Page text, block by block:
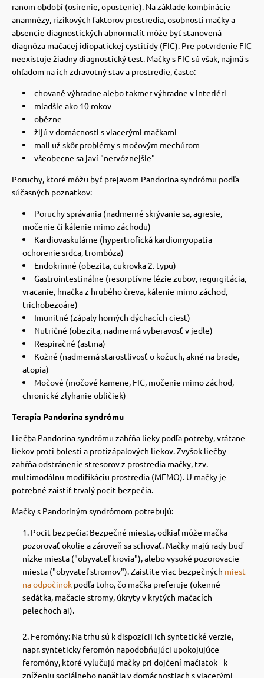
ranom období (osirenie, opustenie). Na základe kombinácie
anamnézy, rizikových faktorov prostredia, osobnosti mačky a
absencie diagnostických abnormalít môže byť stanovená
diagnóza mačacej idiopatickej cystitídy (FIC). Pre potvrdenie FIC
neexistuje žiadny diagnostický test. Mačky s FIC sú však, najmä s
ohľadom na ich zdravotný stav a prostredie, často:
chované výhradne alebo takmer výhradne v interiéri
mladšie ako 10 rokov
obézne
žijú v domácnosti s viacerými mačkami
mali už skôr problémy s močovým mechúrom
všeobecne sa javí "nervóznejšie"
Poruchy, ktoré môžu byť prejavom Pandorina syndrómu podľa
súčasných poznatkov:
Poruchy správania (nadmerné skrývanie sa, agresie,
močenie či kálenie mimo záchodu)
Kardiovaskulárne (hypertrofická kardiomyopatia-
ochorenie srdca, trombóza)
Endokrinné (obezita, cukrovka 2. typu)
Gastrointestinálne (resorptívne lézie zubov, regurgitácia,
vracanie, hnačka z hrubého čreva, kálenie mimo záchod,
trichobezoáre)
Imunitné (zápaly horných dýchacích ciest)
Nutričné ​​(obezita, nadmerná vyberavosť v jedle)
Respiračné (astma)
Kožné (nadmerná starostlivosť o kožuch, akné na brade,
atopia)
Močové (močové kamene, FIC, močenie mimo záchod,
chronické zlyhanie obličiek)
Terapia Pandorina syndrómu
Liečba Pandorina syndrómu zahŕňa lieky podľa potreby, vrátane
liekov proti bolesti a protizápalových liekov.Zvyšok liečby
zahŕňa odstránenie stresorov z prostredia mačky, tzv.
multimodálnu modifikáciu prostredia (MEMO). U mačky je
potrebné zaistiť trvalý pocit bezpečia.
Mačky s Pandoriným syndrómom potrebujú:
Pocit bezpečia: Bezpečné miesta, odkiaľ môže mačka
pozorovať okolie a zároveň sa schovať. Mačky majú rady buď
nízke miesta ("obyvateľ krovia"), alebo vysoké pozorovacie
miesta ("obyvateľ stromov").Zaistite viac bezpečných miest
na odpočinok podľa toho, čo mačka preferuje (okenné
sedátka, mačacie stromy, úkryty v krytých mačacích
pelechoch ai).
Feromóny: Na trhu sú k dispozícii ich syntetické verzie,
napr. synteticky feromón napodobňujúci upokojujúce
feromóny, ktoré vylučujú mačky pri dojčení mačiatok - k
zníženiu sociálneho napätia v domácnostiach s viacerými